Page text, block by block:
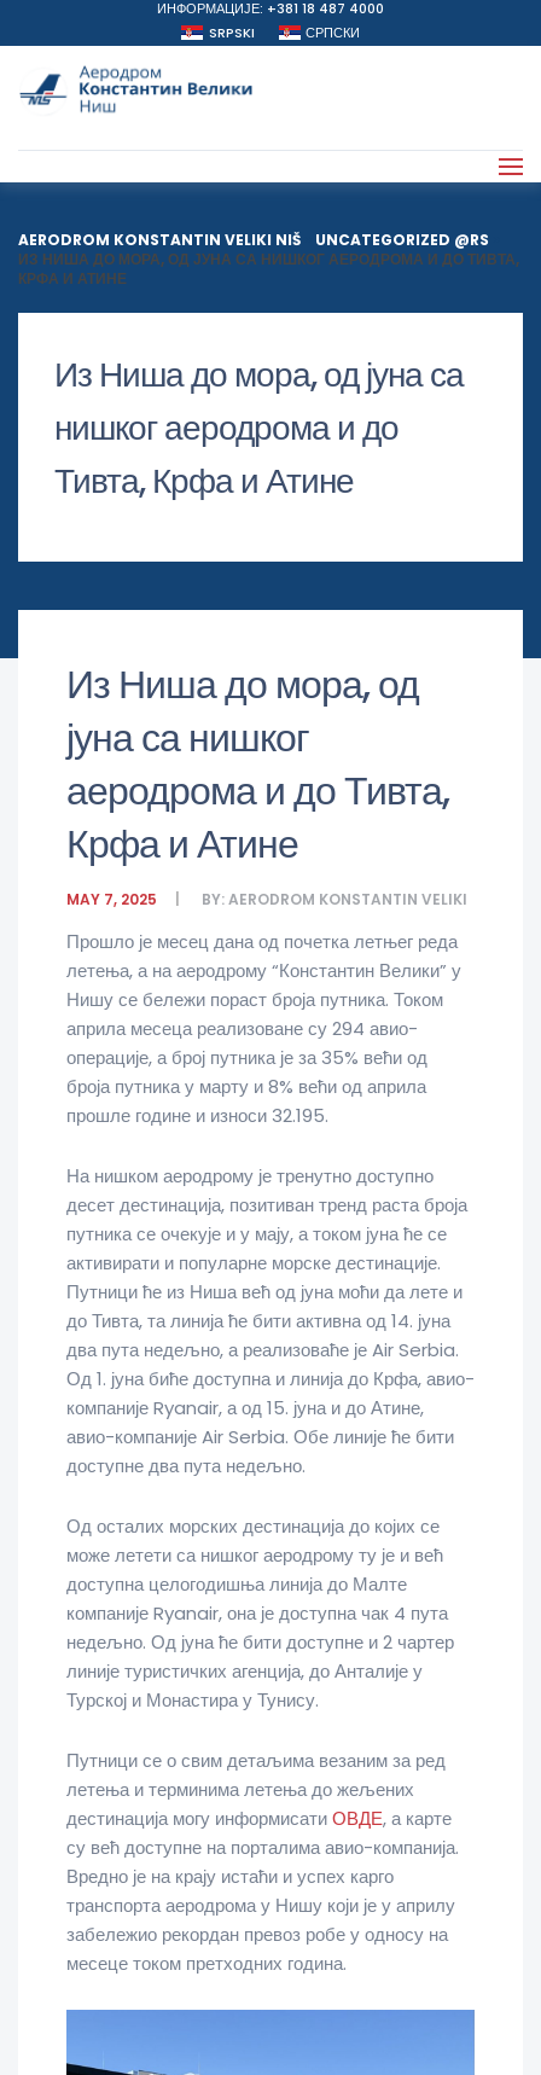
ИНФОРМАЦИЈЕ: +381 18 487 4000
SRPSKI
СРПСКИ
AERODROM KONSTANTIN VELIKI NIŠ UNCATEGORIZED @RS
ИЗ НИША ДО МОРА, ОД ЈУНА СА НИШКОГ АЕРОДРОМА И ДО ТИВТА,
КРФА И АТИНЕ
Из Ниша до мора, од јуна са
нишког аеродрома и до
Тивта, Крфа и Атине
Из Ниша до мора, од
јуна са нишког
аеродрома и до Тивта,
Крфа и Атине
MAY 7, 2025 BY:AERODROM KONSTANTIN VELIKI
Прошло је месец дана од почетка летњег реда
летења, а на аеродрому “Константин Велики” у
Нишу се бележи пораст броја путника. Током
априла месеца реализоване су 294 авио-
операције, а број путника је за 35% већи од
броја путника у марту и 8% већи од априла
прошле године и износи 32.195.
На нишком аеродрому је тренутно доступно
десет дестинација, позитиван тренд раста броја
путника се очекује и у мају, а током јуна ће се
активирати и популарне морске дестинације.
Путници ће из Ниша већ од јуна моћи да лете и
до Тивта, та линија ће бити активна од 14. јуна
два пута недељно, а реализоваће је Air Serbia.
Од 1. јуна биће доступна и линија до Крфа, авио-
компаније Ryanair, а од 15. јуна и до Атине,
авио-компаније Air Serbia. Обе линије ће бити
доступне два пута недељно.
Од осталих морских дестинација до којих се
може летети са нишког аеродрому ту је и већ
доступна целогодишња линија до Малте
компаније Ryanair, она је доступна чак 4 пута
недељно. Од јуна ће бити доступне и 2 чартер
линије туристичких агенција, до Анталије у
Турској и Монастира у Тунису.
Путници се о свим детаљима везаним за ред
летења и терминима летења до жељених
дестинација могу информисатиОВДЕ, а карте
су већ доступне на порталима авио-компанија.
Вредно је на крају истаћи и успех карго
транспорта аеродрома у Нишу који је у априлу
забележио рекордан превоз робе у односу на
месеце током претходних година.